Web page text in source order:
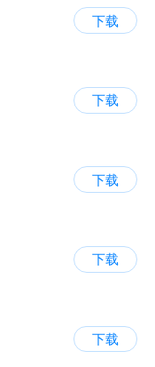
下载
下载
下载
下载
下载